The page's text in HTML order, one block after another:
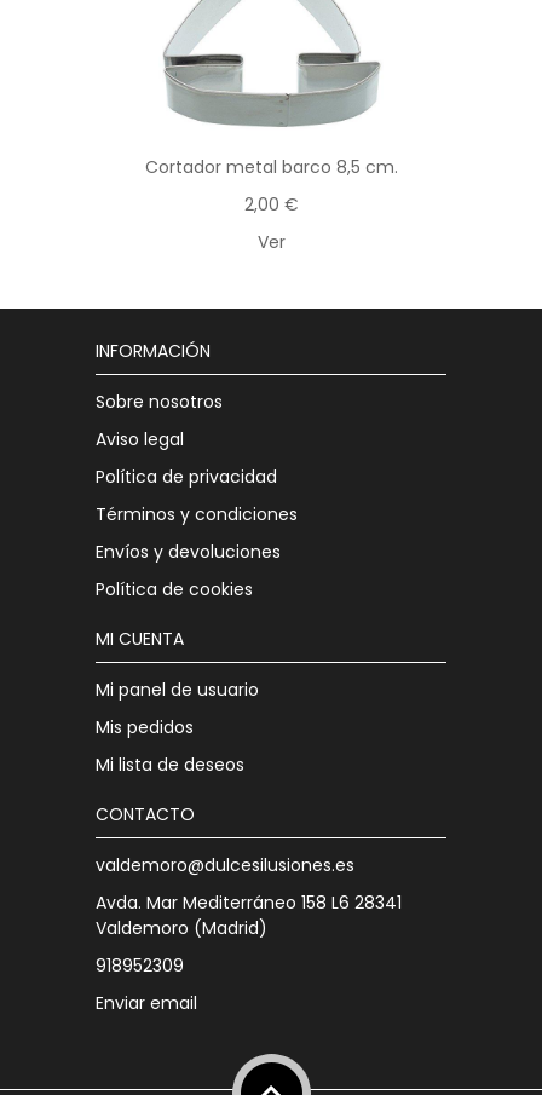
Cortador metal barco 8,5 cm.
2,00 €
Ver
INFORMACIÓN
Sobre nosotros
Aviso legal
Política de privacidad
Términos y condiciones
Envíos y devoluciones
Política de cookies
MI CUENTA
Mi panel de usuario
Mis pedidos
Mi lista de deseos
CONTACTO
valdemoro@dulcesilusiones.es
Avda. Mar Mediterráneo 158 L6 28341
Valdemoro (Madrid)
918952309
Enviar email